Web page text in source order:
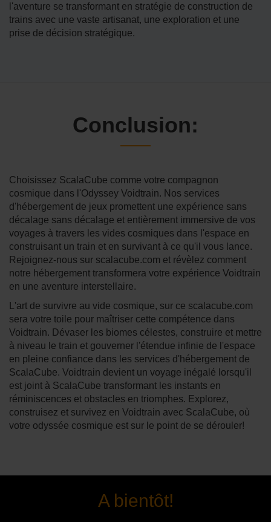
l'aventure se transformant en stratégie de construction de
trains avec une vaste artisanat, une exploration et une
prise de décision stratégique.
Conclusion:
Choisissez ScalaCube comme votre compagnon
cosmique dans l'Odyssey Voidtrain. Nos services
d'hébergement de jeux promettent une expérience sans
décalage sans décalage et entièrement immersive de vos
voyages à travers les vides cosmiques dans l'espace en
construisant un train et en survivant à ce qu'il vous lance.
Rejoignez-nous sur scalacube.com et révèlez comment
notre hébergement transformera votre expérience Voidtrain
en une aventure interstellaire.
L'art de survivre au vide cosmique, sur ce scalacube.com
sera votre toile pour maîtriser cette compétence dans
Voidtrain. Dévaser les biomes célestes, construire et mettre
à niveau le train et gouverner l'étendue infinie de l'espace
en pleine confiance dans les services d'hébergement de
ScalaCube. Voidtrain devient un voyage inégalé lorsqu'il
est joint à ScalaCube transformant les instants en
réminiscences et obstacles en triomphes. Explorez,
construisez et survivez en Voidtrain avec ScalaCube, où
votre odyssée cosmique est sur le point de se dérouler!
A bientôt!